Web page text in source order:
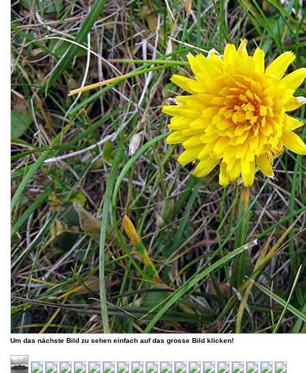
Um das nächste Bild zu sehen einfach auf das grosse Bild klicken!